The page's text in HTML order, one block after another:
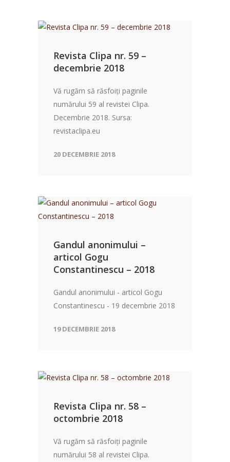
Revista Clipa nr. 59 –
decembrie 2018
Vă rugăm să răsfoiți paginile
numărului 59 al revistei Clipa.
Decembrie 2018. Sursa:
revistaclipa.eu
20 DECEMBRIE 2018
Gandul anonimului –
articol Gogu
Constantinescu – 2018
Gandul anonimului - articol Gogu
Constantinescu - 19 decembrie 2018
19 DECEMBRIE 2018
Revista Clipa nr. 58 –
octombrie 2018
Vă rugăm să răsfoiți paginile
numărului 58 al revistei Clipa.